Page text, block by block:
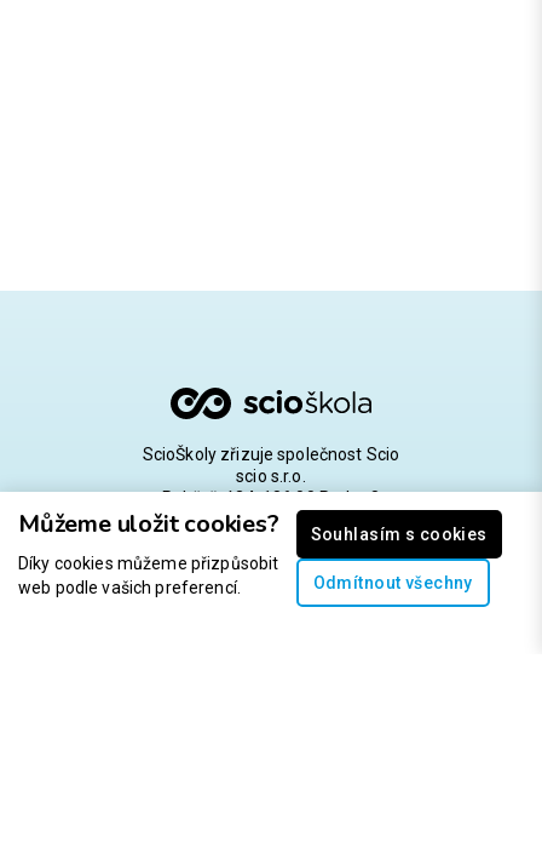
Můžeme uložit cookies?
Díky cookies můžeme přizpůsobit
web podle vašich preferencí.
Souhlasím s cookies
Odmítnout všechny
ScioŠkoly zřizuje společnost Scio
scio s.r.o.
Pobřežní 34, 186 00 Praha 8
IČO: 107 79 442; DIČ: CZ10779442
Zapsána v obchodním rejstříku vedeném Městským
soudem v Praze, oddíl C, vložka 347418.